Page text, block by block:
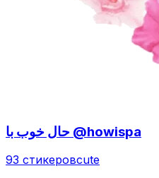
حال خوب با @howispa
93 стикеровcute